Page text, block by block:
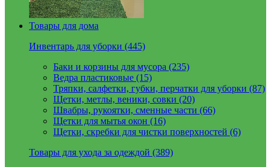
Товары для дома
Инвентарь для уборки (445)
Баки и корзины для мусора (235)
Ведра пластиковые (15)
Тряпки, салфетки, губки, перчатки для уборки (87)
Щетки, метлы, веники, совки (20)
Швабры, рукоятки, сменные части (66)
Щетки для мытья окон (16)
Щетки, скребки для чистки поверхностей (6)
Товары для ухода за одеждой (389)